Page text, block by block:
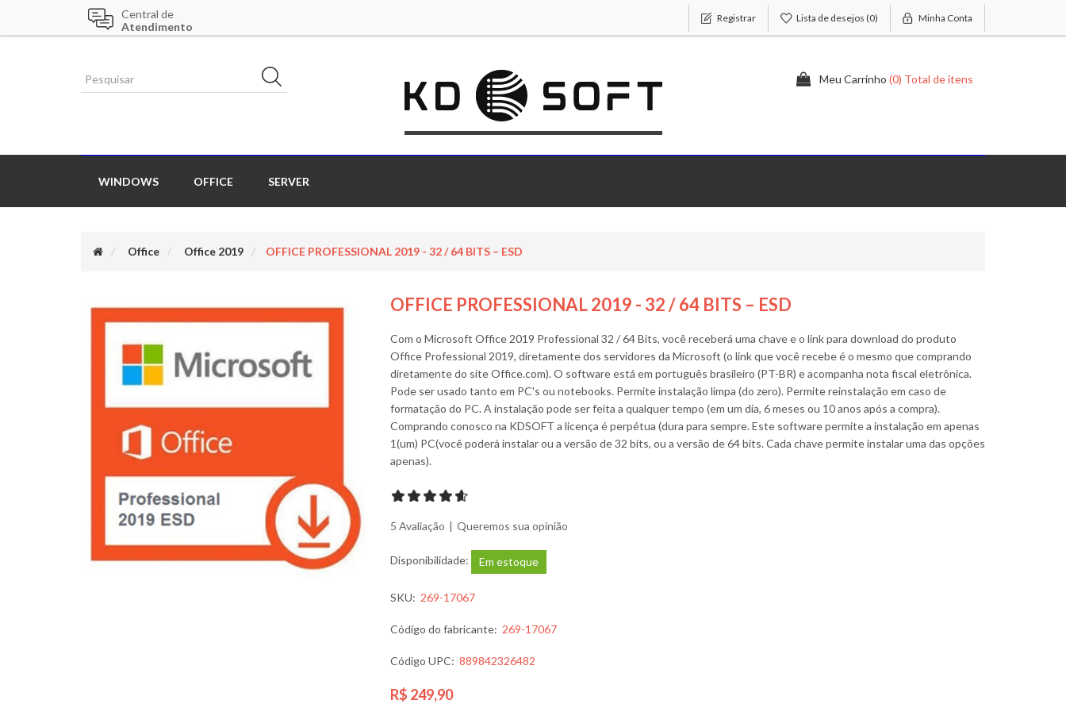
Central de
Atendimento
Registrar Lista de desejos (0) Minha Conta
Meu Carrinho (0) Total de itens
WINDOWS OFFICE SERVER
Office Office 2019 OFFICE PROFESSIONAL 2019 - 32 / 64 BITS – ESD
OFFICE PROFESSIONAL 2019 - 32 / 64 BITS – ESD
Com o Microsoft Office 2019 Professional 32 / 64 Bits, você receberá uma chave e o link para download do produto
Office Professional 2019, diretamente dos servidores da Microsoft (o link que você recebe é o mesmo que comprando
diretamente do site Office.com). O software está em português brasileiro (PT-BR) e acompanha nota fiscal eletrônica.
Pode ser usado tanto em PC's ou notebooks. Permite instalação limpa (do zero). Permite reinstalação em caso de
formatação do PC. A instalação pode ser feita a qualquer tempo (em um dia, 6 meses ou 10 anos após a compra).
Comprando conosco na KDSOFT a licença é perpétua (dura para sempre. Este software permite a instalação em apenas
1(um) PC(você poderá instalar ou a versão de 32 bits, ou a versão de 64 bits. Cada chave permite instalar uma das opções
apenas).
5 Avaliação | Queremos sua opinião
Disponibilidade: Em estoque
SKU: 269-17067
Código do fabricante: 269-17067
Código UPC: 889842326482
R$ 249,90